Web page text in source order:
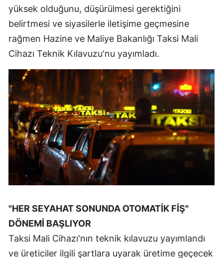
Kırklareli
Kırşehir
Kocaeli
Konya
Kütahya
Malatya
Manisa
Kahramanmaraş
Muş
Niğde
yüksek olduğunu, düşürülmesi gerektiğini
belirtmesi ve siyasilerle iletişime geçmesine
rağmen Hazine ve Maliye Bakanlığı Taksi Mali
Cihazı Teknik Kılavuzu'nu yayımladı.
"HER SEYAHAT SONUNDA OTOMATİK FİŞ"
DÖNEMİ BAŞLIYOR
Taksi Mali Cihazı'nın teknik kılavuzu yayımlandı
ve üreticiler ilgili şartlara uyarak üretime geçecek